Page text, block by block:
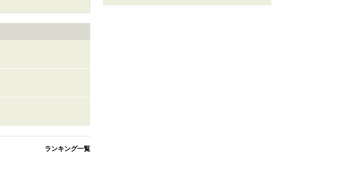
ランキング一覧